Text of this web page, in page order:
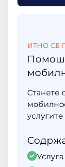
ИТНО СЕ
Помош
Станете